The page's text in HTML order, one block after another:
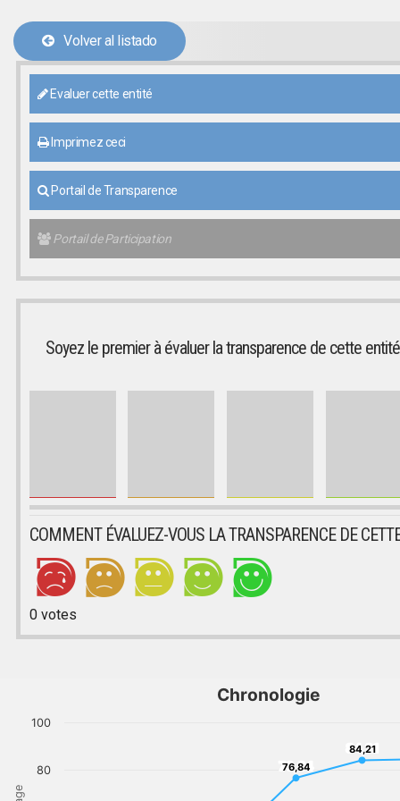
Volver al listado
Evaluer cette entité
Imprimez ceci
Portail de Transparence
Portail de Participation
Soyez le premier à évaluer la transparence de cette entité
COMMENT ÉVALUEZ-VOUS LA TRANSPARENCE DE
0votes
Chronologie
76,84
76,84
84,21
84,21
80
100